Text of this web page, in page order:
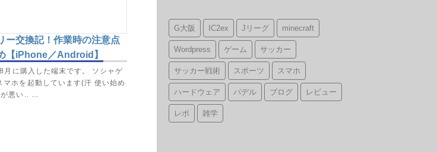
ー交換記！作業時の注意点
【iPhone／Android】
に購入した端末です。 ソシャゲ
ホを起動しています(汗 使い始め
が悪い.. …
G大阪 IC2ex Jリーグ minecraft
Wordpress ゲーム サッカー
サッカー戦術 スポーツ スマホ
ハードウェア パデル ブログ レビュー
レポ 雑学